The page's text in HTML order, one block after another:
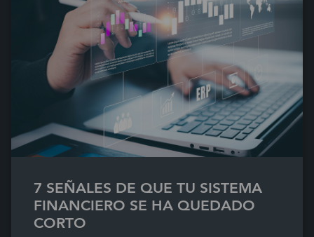
7 SEÑALES DE QUE TU SISTEMA
FINANCIERO SE HA QUEDADO
CORTO